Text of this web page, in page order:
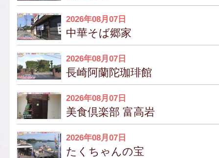
2026年08月07日
中華そば郷家
2026年08月07日
長崎阿蘭陀珈琲館
2026年08月07日
美食倶楽部 富高岩
2026年08月07日
たくちゃんの宝